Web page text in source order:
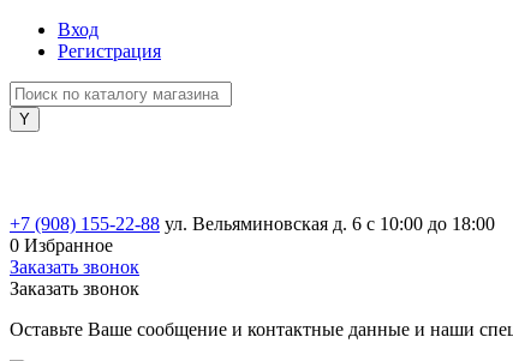
Вход
Регистрация
+7 (908) 155-22-88 ул. Вельяминовская д. 6 с 10:00 до 18:00
0 Избранное
Заказать звонок
Заказать звонок
Оставьте Ваше сообщение и контактные данные и наши